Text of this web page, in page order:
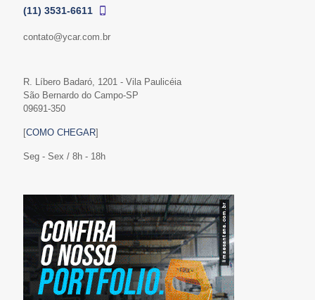
(11) 3531-6611
contato@ycar.com.br
R. Líbero Badaró, 1201 - Vila Paulicéia
São Bernardo do Campo-SP
09691-350
[COMO CHEGAR]
Seg - Sex / 8h - 18h